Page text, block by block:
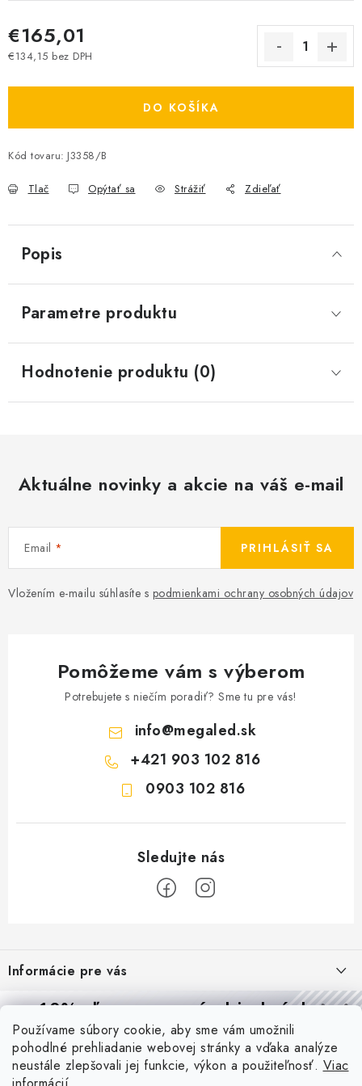
Používame súbory cookie, aby sme vám umožnili
pohodlné prehliadanie webovej stránky a vďaka analýze
neustále zlepšovali jej funkcie, výkon a použiteľnosť. Viac
€165,01
€134,15 bez DPH
DO KOŠÍKA
Kód tovaru: J3358/B
Tlač Opýtať sa Strážiť Zdieľať
Popis
Parametre produktu
Hodnotenie produktu (0)
Aktuálne novinky a akcie na váš e-mail
Email
Vložením e-mailu súhlasíte s podmienkami ochrany osobných údajov
PRIHLÁSIŤ SA
Pomôžeme vám s výberom
Potrebujete s niečím poradiť? Sme tu pre vás!
info@megaled.sk
+421 903 102 816
0903 102 816
p
ä
Informácie pre vás
Reklamácie a formulár na odstúpenie od zmluvy
Obchodné podmienky
Podmienky ochrany osobných údajov
Blog
10% zľavana prvú objednávku
Prihláste sa azískajtezľavu aj praktické tipy,vďaka ktorým
budete svietiť lepšie a platiť menej.